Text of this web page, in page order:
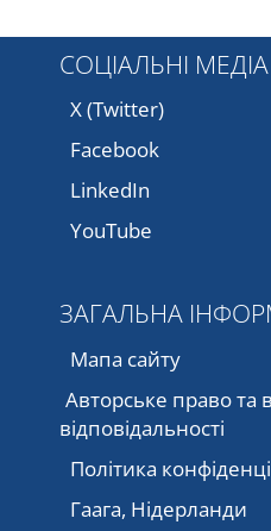
СОЦІАЛЬНІ МЕДІА
X (Twitter)
Facebook
LinkedIn
YouTube
ЗАГАЛЬНА
Мапа сайту
Авторське право та
відповідальності
Політика
Гаага, Нідерланди